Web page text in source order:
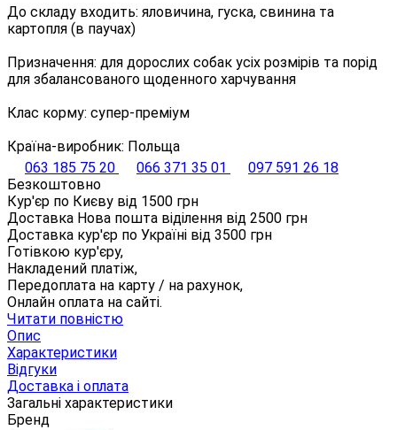
До складу входить: яловичина, гуска, свинина та
картопля (в паучах)
Призначення: для дорослих собак усіх розмірів та порід
для збалансованого щоденного харчування
Клас корму: супер-преміум
Країна-виробник: Польща
063 185 75 20
066 371 35 01
097 591 26 18
Безкоштовно
Кур'єр по Києву від 1500 грн
Доставка Нова пошта віділення від 2500 грн
Доставка кур'єр по Україні від 3500 грн
Готівкою кур'єру,
Накладений платіж,
Передоплата на карту / на рахунок,
Онлайн оплата на сайті.
Читати повністю
Опис
Характеристики
Відгуки
Доставка і оплата
Загальні характеристики
Бренд